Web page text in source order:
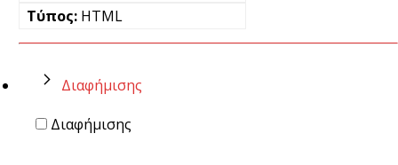
HTML
Διαφήμισης
Διαφήμισης